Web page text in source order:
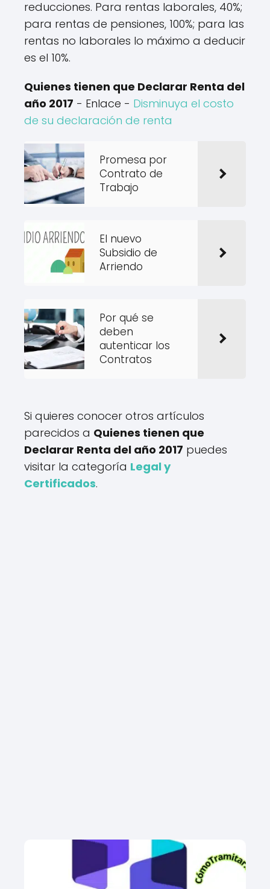
reducciones. Para rentas laborales, 40%;
para rentas de pensiones, 100%; para las
rentas no laborales lo máximo a deducir
es el 10%.
Quienes tienen que Declarar Renta del
año 2017 - Enlace - Disminuya el costo
de su declaración de renta
Promesa por
Contrato de
Trabajo
El nuevo
Subsidio de
Arriendo
Por qué se
deben
autenticar los
Contratos
Si quieres conocer otros artículos
parecidos a Quienes tienen que
Declarar Renta del año 2017 puedes
visitar la categoría Legal y
Certificados.